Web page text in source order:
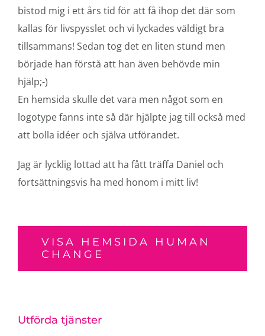
bistod mig i ett års tid för att få ihop det där som
kallas för livspysslet och vi lyckades väldigt bra
tillsammans! Sedan tog det en liten stund men
började han förstå att han även behövde min
hjälp;-)
En hemsida skulle det vara men något som en
logotype fanns inte så där hjälpte jag till också med
att bolla idéer och själva utförandet.
Jag är lycklig lottad att ha fått träffa Daniel och
fortsättningsvis ha med honom i mitt liv!
VISA HEMSIDA HUMAN
CHANGE
Utförda tjänster